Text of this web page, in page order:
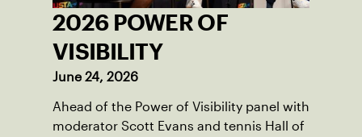
2026 POWER OF
VISIBILITY
June 24, 2026
Ahead of the Power of Visibility panel with
moderator Scott Evans and tennis Hall of